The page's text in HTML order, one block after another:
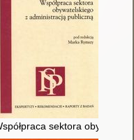
świadomego obywatela
sektora